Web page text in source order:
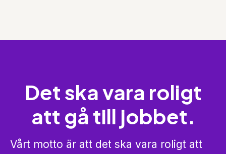
Det ska vara roligt
att gå till jobbet.
Vårt motto är att det ska vara roligt att